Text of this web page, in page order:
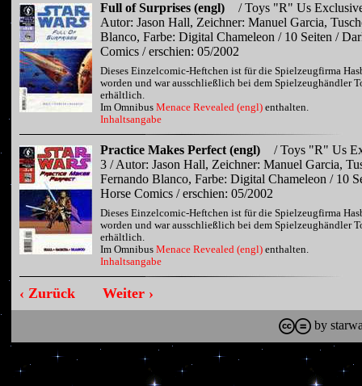
Full of Surprises (engl)
/ Toys "R" Us
Autor: Jason Hall, Zeichner: Manuel Garcia,
Blanco, Farbe: Digital Chameleon / 10 Seiten /
Comics / erschien: 05/2002
Dieses Einzelcomic-Heftchen ist für die Spielzeugfirma
worden und war ausschließlich bei dem Spielzeughändler
erhältlich.
Im OmnibusMenace Revealed (engl) enthalten.
Inhaltsangabe
Practice Makes Perfect (engl)
/ Toys "R" Us
3 / Autor: Jason Hall, Zeichner: Manuel Garcia,
Fernando Blanco, Farbe: Digital Chameleon / 10
Horse Comics / erschien: 05/2002
Dieses Einzelcomic-Heftchen ist für die Spielzeugfirma
worden und war ausschließlich bei dem Spielzeughändler
erhältlich.
Im OmnibusMenace Revealed (engl) enthalten.
Inhaltsangabe
‹ Zurück Weiter ›
by